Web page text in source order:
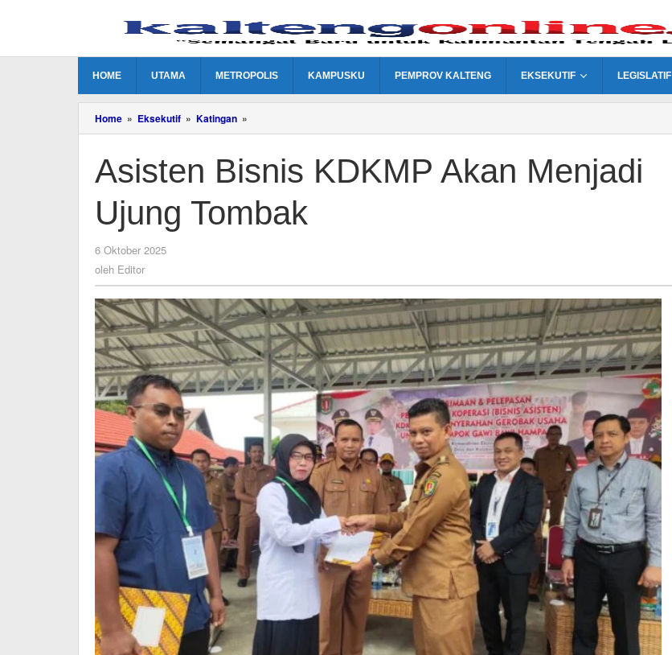
HOME UTAMA METROPOLIS KAMPUSKU PEMPROV KALTENG EKSEKUTIF LEGISLATIF
Home » Eksekutif » Katingan »
Bisnis
Akan
Menjadi
Tombak
Asisten Bisnis KDKMP Akan Menjadi
Ujung Tombak
6 Oktober 2025
oleh Editor